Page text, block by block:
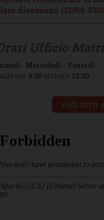
diocesano (31/08-03/
- Mercoledì - Venerdì
ore 9:30 alle ore 12:30
Vedi tutti